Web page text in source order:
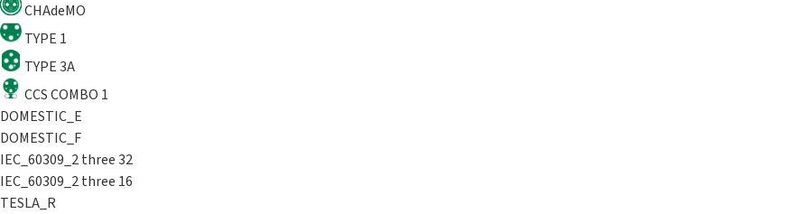
CHAdeMO
TYPE 1
TYPE 3A
CCS COMBO 1
DOMESTIC_E
DOMESTIC_F
IEC_60309_2 three 32
IEC_60309_2 three 16
TESLA_R